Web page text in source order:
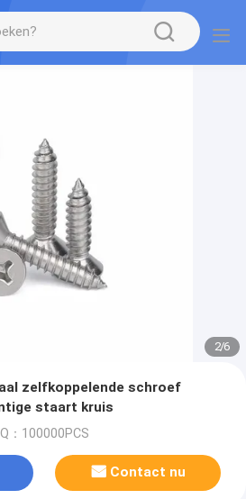
2/6
zelfkoppelende schroef
staart kruis
：100000PCS
Contact nu